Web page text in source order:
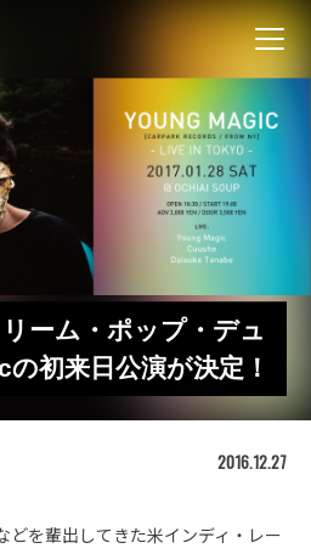
ーム・ポップ・デュ
初来日公演が決定！
2016.12.27
どを輩出してきた米インディ・レー